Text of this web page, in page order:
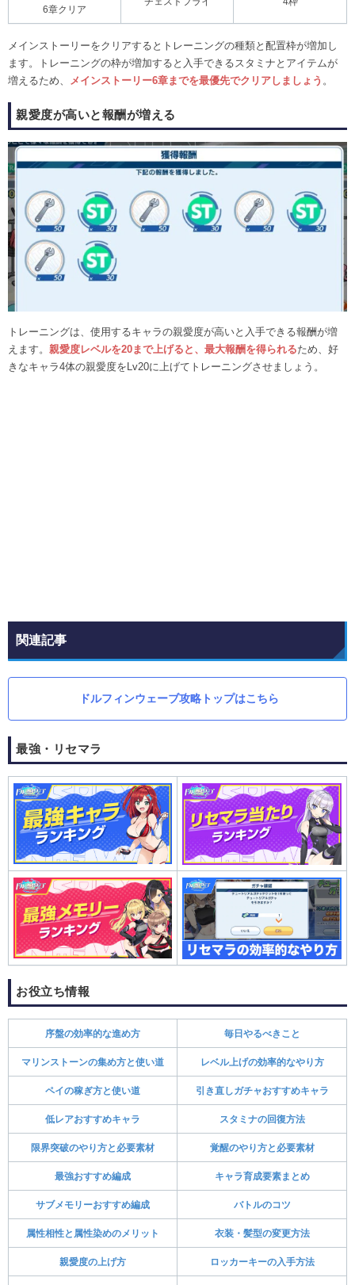
6章クリア
メインストーリーをクリアするとトレーニングの種類と配置枠が増加し
ます。トレーニングの枠が増加すると入手できるスタミナとアイテムが
増えるため、 メインストーリー6章までを最優先でクリアしましょう 。
親愛度が高いと報酬が増える
トレーニングは、使用するキャラの親愛度が高いと入手できる報酬が増
えます。 親愛度レベルを20まで上げると、最大報酬を得られるため、好
きなキャラ4体の親愛度をLv20に上げてトレーニングさせましょう。
関連記事
ドルフィンウェーブ攻略トップはこちら
最強・リセマラ
お役立ち情報
序盤の効率的な進め方 毎日やるべきこと
マリンストーンの集め方と使い道 レベル上げの効率的なやり方
ペイの稼ぎ方と使い道 引き直しガチャおすすめキャラ
低レアおすすめキャラ スタミナの回復方法
限界突破のやり方と必要素材 覚醒のやり方と必要素材
最強おすすめ編成 キャラ育成要素まとめ
サブメモリーおすすめ編成 バトルのコツ
属性相性と属性染めのメリット 衣装・髪型の変更方法
親愛度の上げ方 ロッカーキーの入手方法